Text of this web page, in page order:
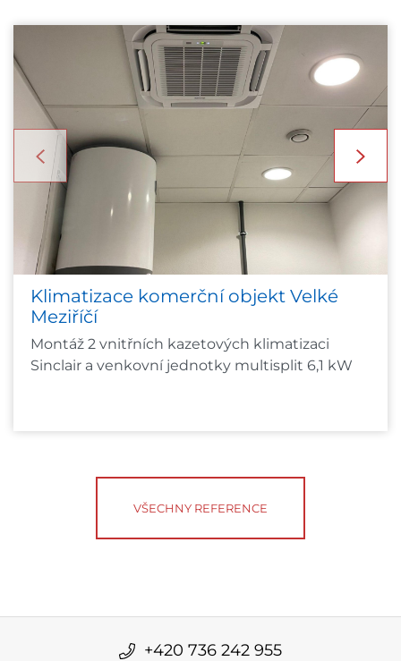
Klimatizace komerční objekt Velké
Meziříčí
Montáž 2 vnitřních kazetových klimatizaci
Sinclair a venkovní jednotky multisplit 6,1 kW
VŠECHNY REFERENCE
+420 736 242 955